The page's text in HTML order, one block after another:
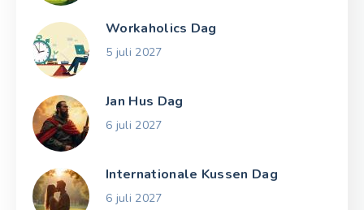
Workaholics Dag
5 juli 2027
Jan Hus Dag
6 juli 2027
Internationale Kussen Dag
6 juli 2027